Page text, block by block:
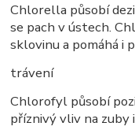
Chlorella působí
se pach v ústech.
sklovinu a pomáhá i
trávení
Chlorofyl působí
příznivý vliv na zuby